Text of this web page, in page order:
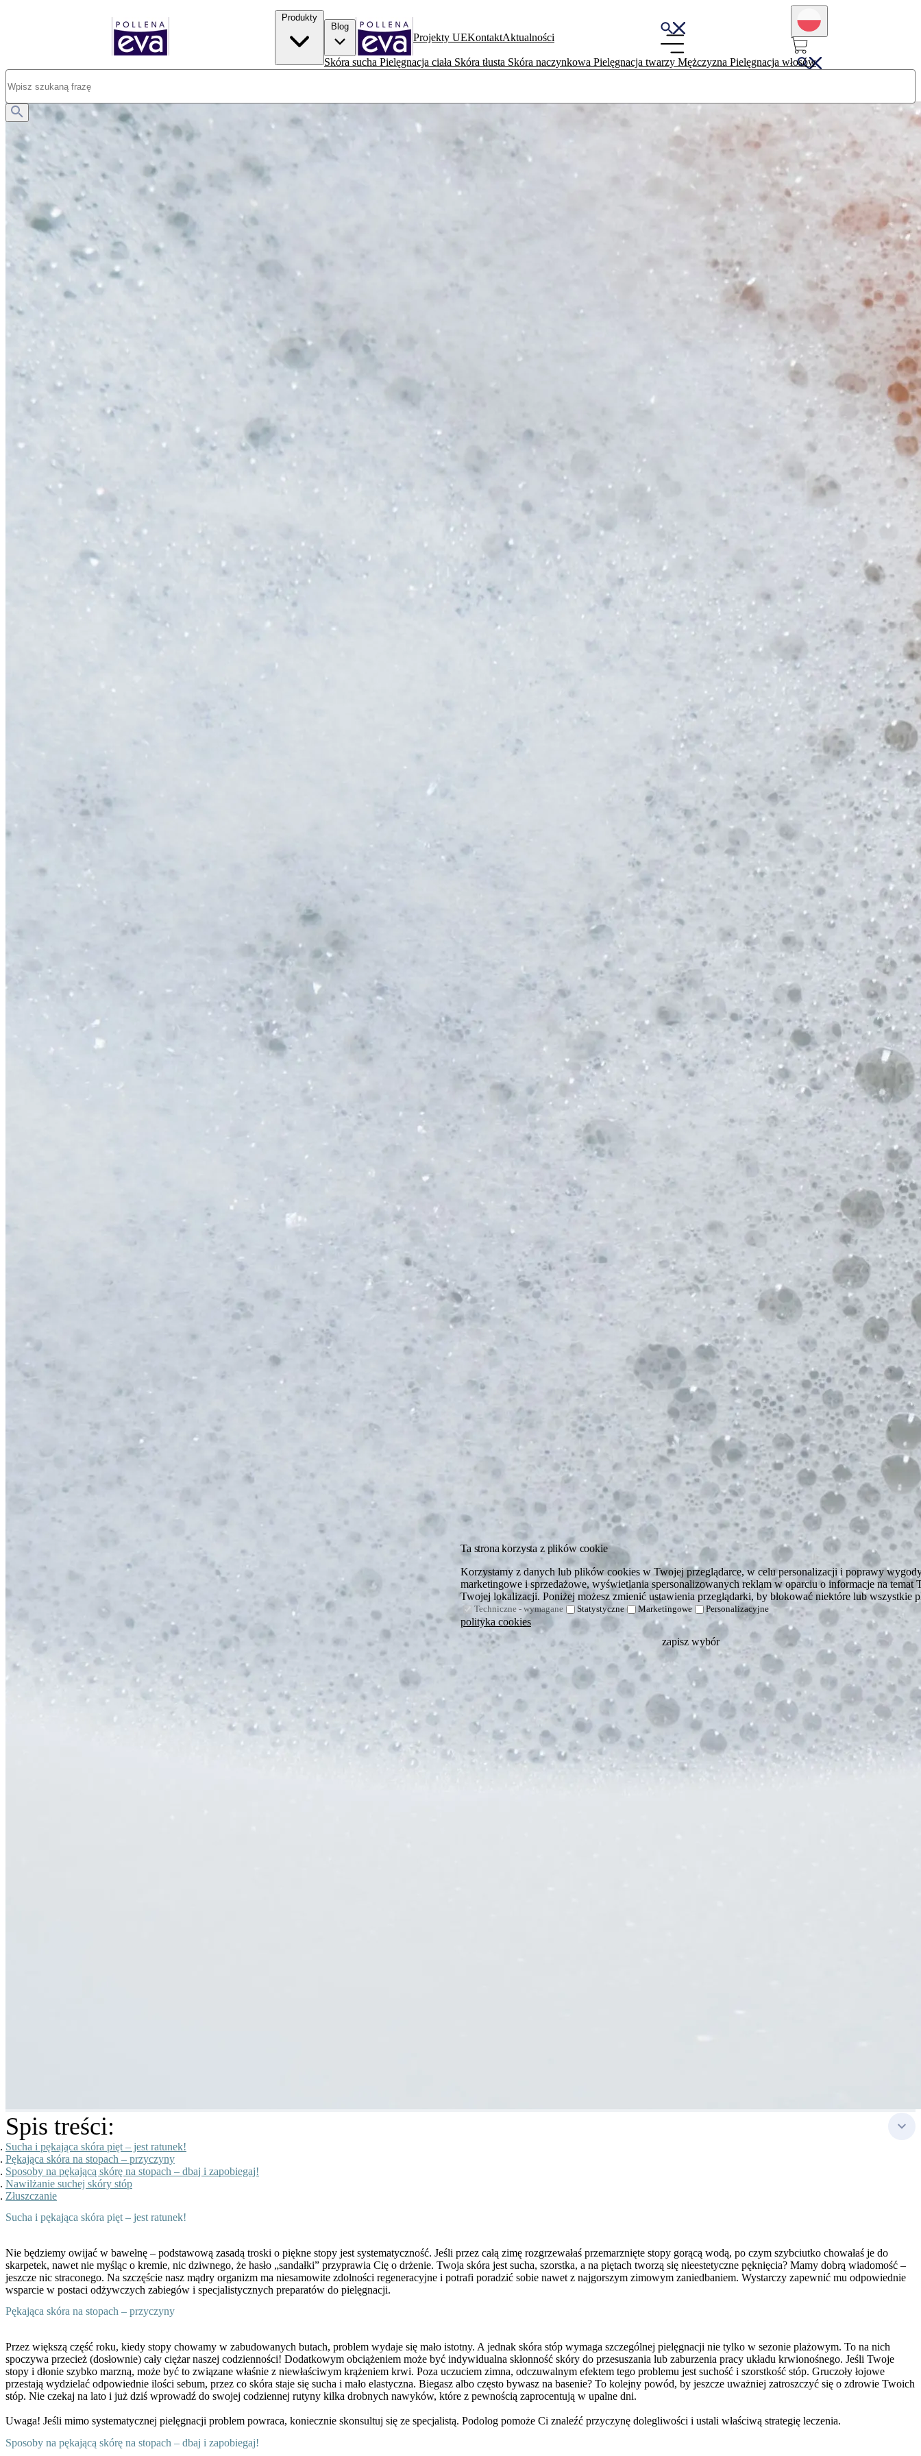
Produkty
Blog
Skóra sucha Pielęgnacja ciała Skóra tłusta Skóra naczynkowa Pielęgnacja twarzy Mężczyzna Pielęgnacja włosów
Projekty UEKontaktAktualności
Opublikowano: 17.07.2025
Sucha i pękająca skóra na stopach - co robić, gdy Twoje stopy nie są gotowe na lato?
Spis treści:
Sucha i pękająca skóra pięt – jest ratunek!
Pękająca skóra na stopach – przyczyny
Sposoby na pękającą skórę na stopach – dbaj i zapobiegaj!
Nawilżanie suchej skóry stóp
Złuszczanie
Sucha i pękająca skóra pięt – jest ratunek!
Nie będziemy owijać w bawełnę – podstawową zasadą troski o piękne stopy jest systematyczność. Jeśli przez całą zimę rozgrzewałaś przemarznięte stopy gorącą wodą, po czym szybciutko chowałaś je do
skarpetek, nawet nie myśląc o kremie, nic dziwnego, że hasło „sandałki” przyprawia Cię o drżenie. Twoja skóra jest sucha, szorstka, a na piętach tworzą się nieestetyczne pęknięcia? Mamy dobrą wiadomość –
jeszcze nic straconego. Na szczęście nasz mądry organizm ma niesamowite zdolności regeneracyjne i potrafi poradzić sobie nawet z najgorszym zimowym zaniedbaniem. Wystarczy zapewnić mu odpowiednie
wsparcie w postaci odżywczych zabiegów i specjalistycznych preparatów do pielęgnacji.
Pękająca skóra na stopach – przyczyny
Przez większą część roku, kiedy stopy chowamy w zabudowanych butach, problem wydaje się mało istotny. A jednak skóra stóp wymaga szczególnej pielęgnacji nie tylko w sezonie plażowym. To na nich
spoczywa przecież (dosłownie) cały ciężar naszej codzienności! Dodatkowym obciążeniem może być indywidualna skłonność skóry do przesuszania lub zaburzenia pracy układu krwionośnego. Jeśli Twoje
stopy i dłonie szybko marzną, może być to związane właśnie z niewłaściwym krążeniem krwi. Poza uczuciem zimna, odczuwalnym efektem tego problemu jest suchość i szorstkość stóp. Gruczoły łojowe
przestają wydzielać odpowiednie ilości sebum, przez co skóra staje się sucha i mało elastyczna. Biegasz albo często bywasz na basenie? To kolejny powód, by jeszcze uważniej zatroszczyć się o zdrowie Twoich
stóp. Nie czekaj na lato i już dziś wprowadź do swojej codziennej rutyny kilka drobnych nawyków, które z pewnością zaprocentują w upalne dni.
Uwaga! Jeśli mimo systematycznej pielęgnacji problem powraca, koniecznie skonsultuj się ze specjalistą. Podolog pomoże Ci znaleźć przyczynę dolegliwości i ustali właściwą strategię leczenia.
Sposoby na pękającą skórę na stopach – dbaj i zapobiegaj!
Ta strona korzysta z plików cookie
Korzystamy z danych lub plików cookies w Twojej przeglądarce, w celu personalizacji i poprawy
marketingowe i sprzedażowe, wyświetlania spersonalizowanych reklam w oparciu o informacje na
Twojej lokalizacji. Poniżej możesz zmienić ustawienia przeglądarki, by blokować niektóre lub wszystkie
Techniczne - wymagane Statystyczne Marketingowe Personalizacyjne
polityka cookies
zapisz wybór